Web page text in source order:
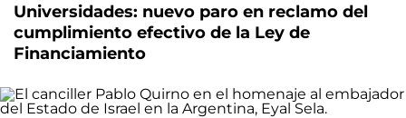
Universidades: nuevo paro en reclamo del
cumplimiento efectivo de la Ley de
Financiamiento